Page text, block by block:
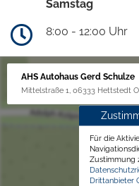
Samstag
8:00 - 12:00 Uhr
AHS Autohaus Gerd Schulze
Mittelstraße 1, 06333 Hettstedt
Für die
Zustimmung
Drittanbieter